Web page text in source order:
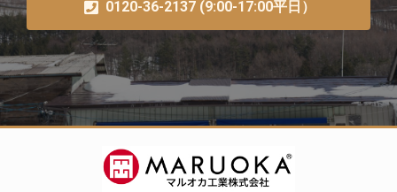
0120-36-2137 (9:00-17:00平日）